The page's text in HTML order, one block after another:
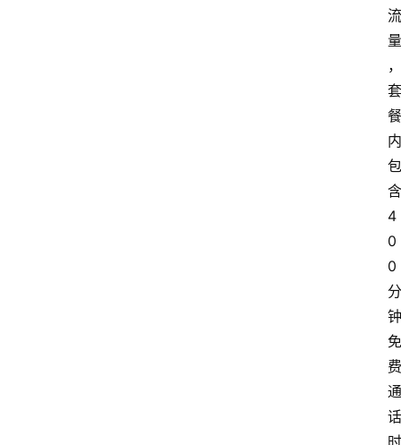
流
量
，
套
餐
内
包
含
4
0
0
分
钟
免
费
通
话
时